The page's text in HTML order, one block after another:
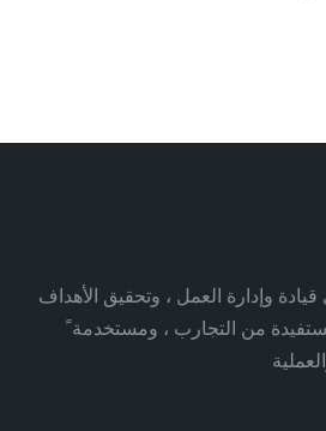
وإدارة العمل ، وتحقيق الأهداف
من التجارب ، ومستخدمة